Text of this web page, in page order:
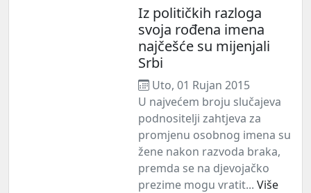
Iz političkih razloga
svoja rođena imena
najčešće su mijenjali
Srbi
Uto, 01 Rujan 2015
U najvećem broju slučajeva
podnositelji zahtjeva za
promjenu osobnog imena su
žene nakon razvoda braka,
premda se na djevojačko
prezime mogu vratit... Više